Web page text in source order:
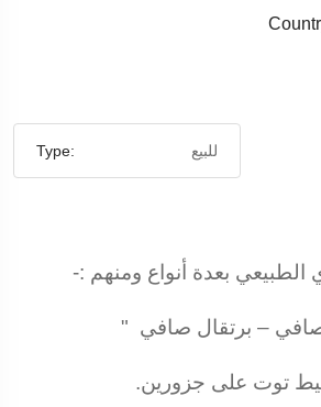
Type: للبيع
بعدة أنواع ومنهم :-
– برتقال صافي "
توت على جزورين.